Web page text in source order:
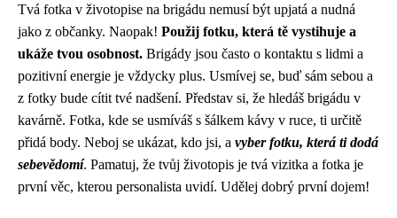
Tvá fotka v životopise na brigádu nemusí být upjatá a nudná
jako z občanky. Naopak! Použij fotku, která tě vystihuje a
ukáže tvou osobnost. Brigády jsou často o kontaktu s lidmi a
pozitivní energie je vždycky plus. Usmívej se, buď sám sebou a
z fotky bude cítit tvé nadšení. Představ si, že hledáš brigádu v
kavárně. Fotka, kde se usmíváš s šálkem kávy v ruce, ti určitě
přidá body. Neboj se ukázat, kdo jsi, a vyber fotku, která ti dodá
sebevědomí. Pamatuj, že tvůj životopis je tvá vizitka a fotka je
první věc, kterou personalista uvidí. Udělej dobrý první dojem!